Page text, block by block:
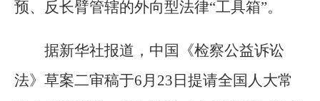
预、反长臂管辖的外向型法律“工具箱”。
据新华社报道，中国《检察公益诉讼
法》草案二审稿于6月23日提请全国人大常